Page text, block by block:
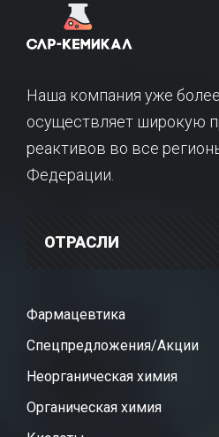
Наша компания уже
осуществляет широкую
реактивов во все
Федерации.
ОТРАСЛИ
Фармацевтика
Спецпредложения/Акции
Неорганическая химия
Органическая химия